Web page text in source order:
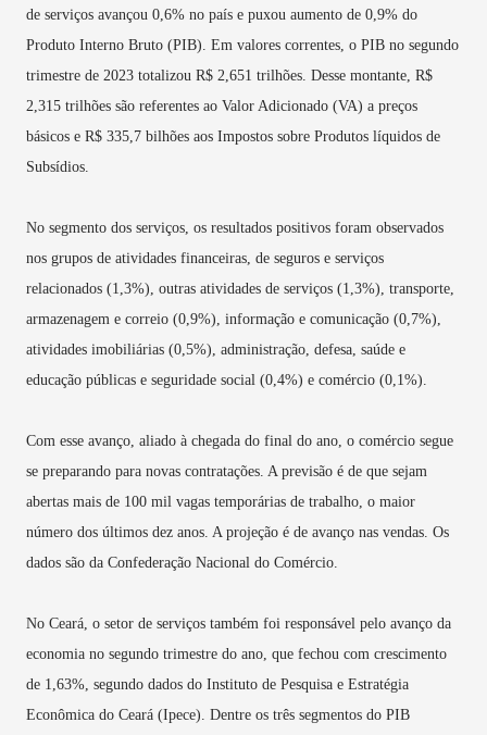
de serviços avançou 0,6% no país e puxou aumento de 0,9% do
Produto Interno Bruto (PIB). Em valores correntes, o PIB no segundo
trimestre de 2023 totalizou R$ 2,651 trilhões. Desse montante, R$
2,315 trilhões são referentes ao Valor Adicionado (VA) a preços
básicos e R$ 335,7 bilhões aos Impostos sobre Produtos líquidos de
Subsídios.
No segmento dos serviços, os resultados positivos foram observados
nos grupos de atividades financeiras, de seguros e serviços
relacionados (1,3%), outras atividades de serviços (1,3%), transporte,
armazenagem e correio (0,9%), informação e comunicação (0,7%),
atividades imobiliárias (0,5%), administração, defesa, saúde e
educação públicas e seguridade social (0,4%) e comércio (0,1%).
Com esse avanço, aliado à chegada do final do ano, o comércio segue
se preparando para novas contratações. A previsão é de que sejam
abertas mais de 100 mil vagas temporárias de trabalho, o maior
número dos últimos dez anos. A projeção é de avanço nas vendas. Os
dados são da Confederação Nacional do Comércio.
No Ceará, o setor de serviços também foi responsável pelo avanço da
economia no segundo trimestre do ano, que fechou com crescimento
de 1,63%, segundo dados do Instituto de Pesquisa e Estratégia
Econômica do Ceará (Ipece). Dentre os três segmentos do PIB